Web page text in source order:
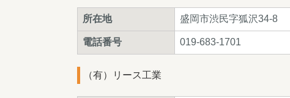
所在地 盛岡市渋民字狐沢34-8
電話番号 019-683-1701
（有）リース工業